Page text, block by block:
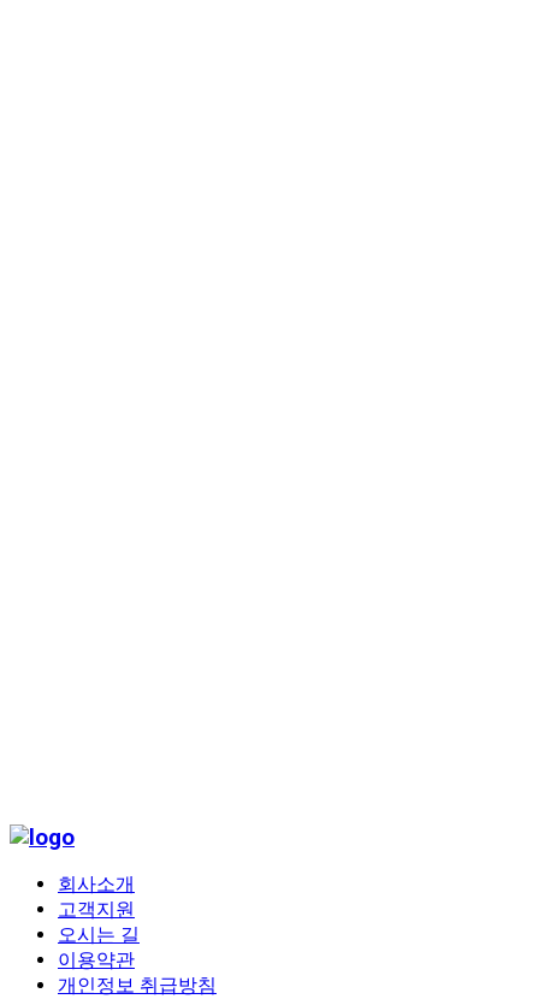
회사소개
고객지원
오시는 길
이용약관
개인정보 취급방침